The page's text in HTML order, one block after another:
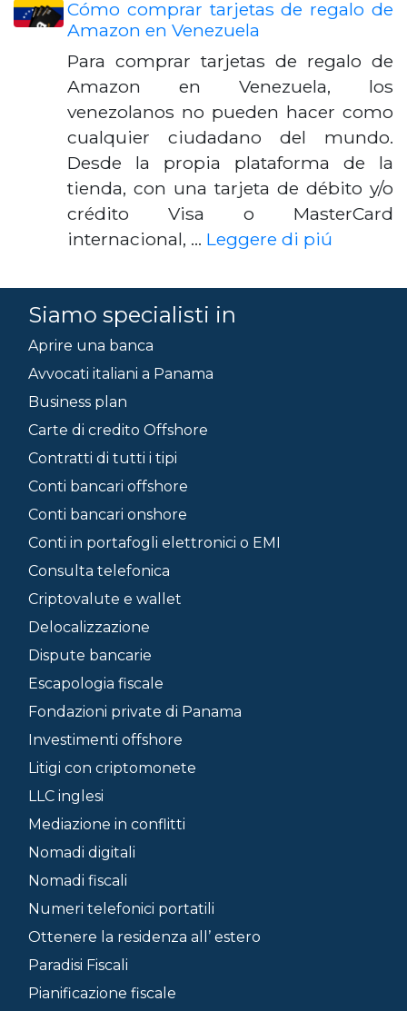
Cómo comprar tarjetas de regalo de
Amazon en Venezuela
Para comprar tarjetas de regalo de
Amazon en Venezuela, los
venezolanos no pueden hacer como
cualquier ciudadano del mundo.
Desde la propia plataforma de la
tienda, con una tarjeta de débito y/o
crédito Visa o MasterCard
internacional, … Leggere di piú
Siamo specialisti in
Aprire una banca
Avvocati italiani a Panama
Business plan
Carte di credito Offshore
Contratti di tutti i tipi
Conti bancari offshore
Conti bancari onshore
Conti in portafogli elettronici o EMI
Consulta telefonica
Criptovalute e wallet
Delocalizzazione
Dispute bancarie
Escapologia fiscale
Fondazioni private di Panama
Investimenti offshore
Litigi con criptomonete
LLC inglesi
Mediazione in conflitti
Nomadi digitali
Nomadi fiscali
Numeri telefonici portatili
Ottenere la residenza all’ estero
Paradisi Fiscali
Pianificazione fiscale